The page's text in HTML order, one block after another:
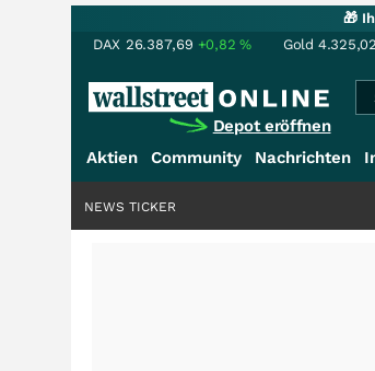
🎁
DAX 26.387,69 +0,82% Gold 4.325,02
Depot eröffnen
Aktien
Community Nachrichten
NEWS TICKER